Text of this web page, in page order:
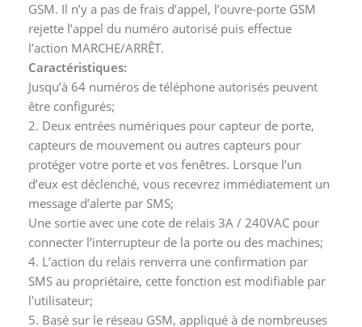
GSM. Il n’y a pas de frais d’appel, l’ouvre-porte GSM
rejette l’appel du numéro autorisé puis effectue
l’action MARCHE/ARRÊT.
Caractéristiques:
Jusqu’à 64 numéros de téléphone autorisés peuvent
être configurés;
2. Deux entrées numériques pour capteur de porte,
capteurs de mouvement ou autres capteurs pour
protéger votre porte et vos fenêtres. Lorsque l’un
d’eux est déclenché, vous recevrez immédiatement un
message d’alerte par SMS;
Une sortie avec une cote de relais 3A / 240VAC pour
connecter l’interrupteur de la porte ou des machines;
4. L’action du relais renverra une confirmation par
SMS au propriétaire, cette fonction est modifiable par
l’utilisateur;
5. Basé sur le réseau GSM, appliqué à de nombreuses